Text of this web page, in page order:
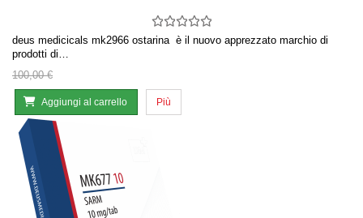
deus medicicals mk2966 ostarina è il nuovo apprezzato marchio di
prodotti di…
100,00 €
Aggiungi al carrello Più